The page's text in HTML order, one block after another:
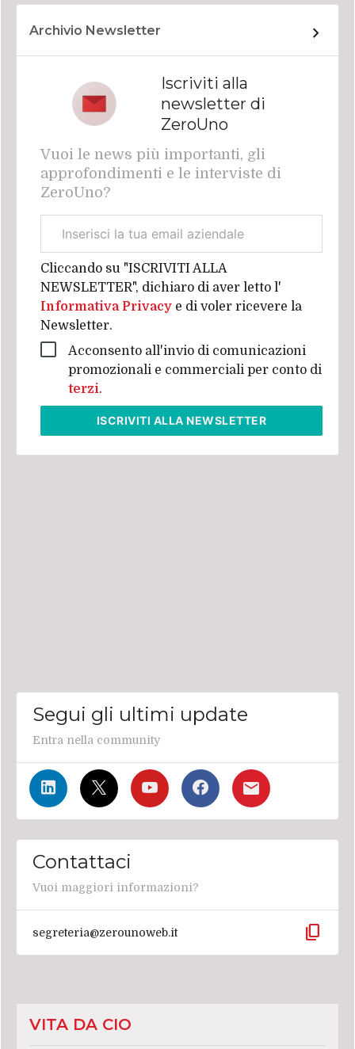
Archivio Newsletter
Iscriviti alla
newsletter di
ZeroUno
Vuoi le news più importanti, gli
approfondimenti e le interviste di
ZeroUno?
aziendale
Cliccando su "ISCRIVITI ALLA
NEWSLETTER", dichiaro di aver letto l'
Informativa Privacy e di voler ricevere la
Newsletter.
Acconsento all'invio di comunicazioni
promozionali e commerciali per conto di
terzi.
ISCRIVITI ALLA NEWSLETTER
Segui gli ultimi update
Entra nella community
Contattaci
Vuoi maggiori informazioni?
segreteria@zerounoweb.it content_copy
VITA DA CIO